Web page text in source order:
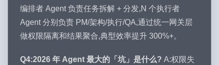
编排者 Agent 负责任务拆解 + 分发,N 个执行者
Agent 分别负责 PM/架构/执行/QA,通过统一网关层
做权限隔离和结果聚合,典型效率提升 300%+。
Q4:2026 年 Agent 最大的「坑」是什么? A:权限失